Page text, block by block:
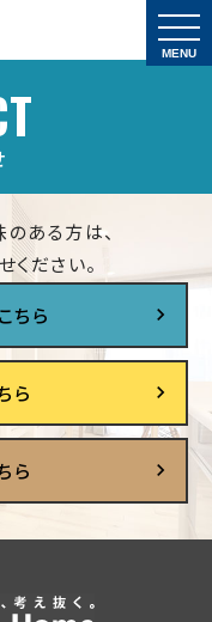
ある方は、
ださい。
ちら
ら
ら
MENU